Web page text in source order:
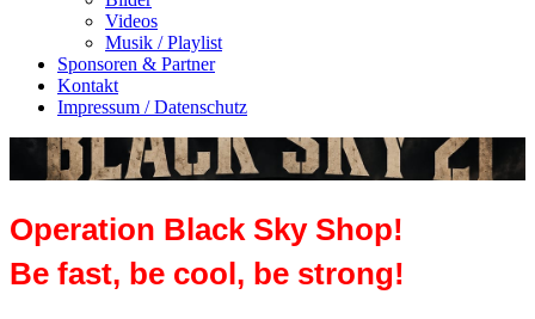
Videos
Musik / Playlist
Sponsoren & Partner
Kontakt
Impressum / Datenschutz
Operation Black Sky Shop!
Be fast, be cool, be strong!